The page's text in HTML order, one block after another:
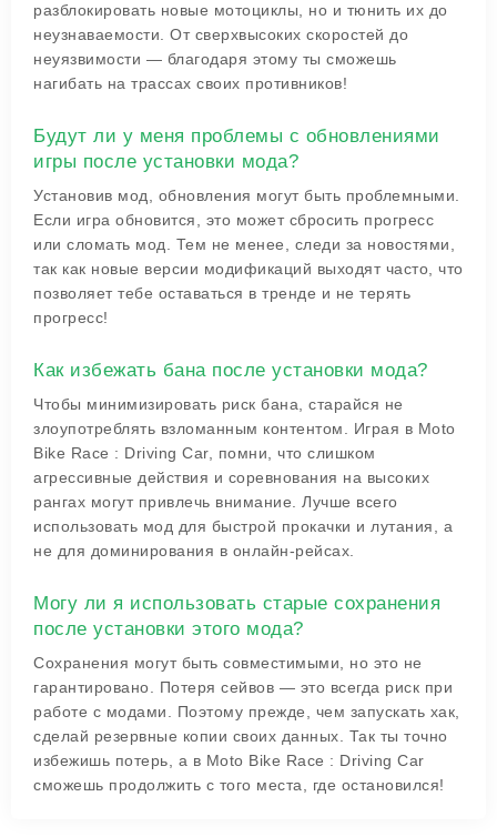
разблокировать новые мотоциклы, но и тюнить их до
неузнаваемости. От сверхвысоких скоростей до
неуязвимости — благодаря этому ты сможешь
нагибать на трассах своих противников!
Будут ли у меня проблемы с обновлениями
игры после установки мода?
Установив мод, обновления могут быть проблемными.
Если игра обновится, это может сбросить прогресс
или сломать мод. Тем не менее, следи за новостями,
так как новые версии модификаций выходят часто, что
позволяет тебе оставаться в тренде и не терять
прогресс!
Как избежать бана после установки мода?
Чтобы минимизировать риск бана, старайся не
злоупотреблять взломанным контентом. Играя в Moto
Bike Race : Driving Car, помни, что слишком
агрессивные действия и соревнования на высоких
рангах могут привлечь внимание. Лучше всего
использовать мод для быстрой прокачки и лутания, а
не для доминирования в онлайн-рейсах.
Могу ли я использовать старые сохранения
после установки этого мода?
Сохранения могут быть совместимыми, но это не
гарантировано. Потеря сейвов — это всегда риск при
работе с модами. Поэтому прежде, чем запускать хак,
сделай резервные копии своих данных. Так ты точно
избежишь потерь, а в Moto Bike Race : Driving Car
сможешь продолжить с того места, где остановился!